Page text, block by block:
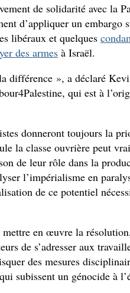
de solidarité avec la
d’appliquer un embargo
libéraux et quelques
des armes à Israël.
différence », a déclaré
qui est à
donneront toujours la
la classe ouvrière peut
de leur rôle dans la
l’impérialisme en
de ce potentiel
en œuvre la
de s’adresser aux
des mesures
subissent un génocide à